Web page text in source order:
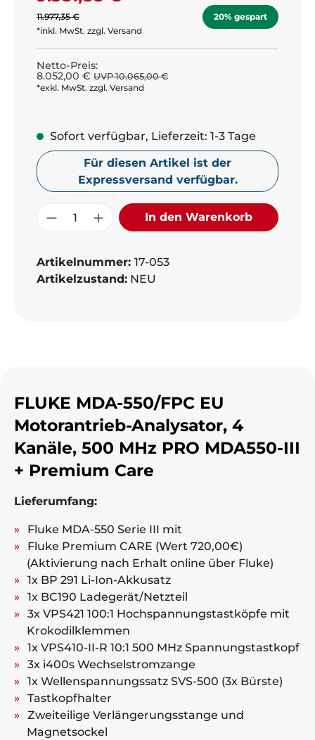
11.977,35 €
20% gespart
*inkl. MwSt. zzgl. Versand
Netto-Preis:
8.052,00 € UVP 10.065,00 €
*exkl. MwSt. zzgl. Versand
Sofort verfügbar, Lieferzeit: 1-3 Tage
Für diesen Artikel ist der
Expressversand verfügbar.
Produkt Anzahl: Gib den
In den Warenkorb
Artikelnummer: 17-053
Artikelzustand: NEU
FLUKE MDA-550/FPC EU
Motorantrieb-Analysator, 4
Kanäle, 500 MHz PRO MDA550-III
+ Premium Care
Lieferumfang:
Fluke MDA-550 Serie III mit
Fluke Premium CARE (Wert 720,00€)
(Aktivierung nach Erhalt online über Fluke)
1x BP 291 Li-Ion-Akkusatz
1x BC190 Ladegerät/Netzteil
3x VPS421 100:1 Hochspannungstastköpfe mit
Krokodilklemmen
1x VPS410-II-R 10:1 500 MHz Spannungstastkopf
3x i400s Wechselstromzange
1x Wellenspannungssatz SVS-500 (3x Bürste)
Tastkopfhalter
Zweiteilige Verlängerungsstange und
Magnetsockel